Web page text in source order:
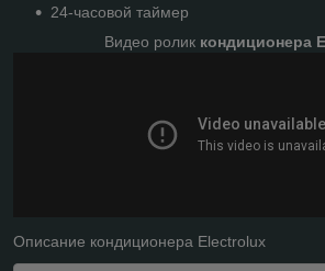
24-часовой таймер
Видео ролик кондиционера
Описание кондиционера Electrolux